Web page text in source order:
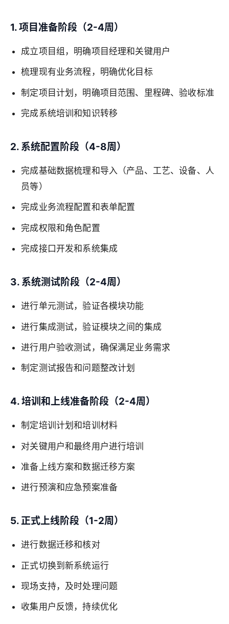
1. 项目准备阶段（2-4周）
成立项目组，明确项目经理和关键用户
梳理现有业务流程，明确优化目标
制定项目计划，明确项目范围、里程碑、验收标准
完成系统培训和知识转移
2. 系统配置阶段（4-8周）
完成基础数据梳理和导入（产品、工艺、设备、人
员等）
完成业务流程配置和表单配置
完成权限和角色配置
完成接口开发和系统集成
3. 系统测试阶段（2-4周）
进行单元测试，验证各模块功能
进行集成测试，验证模块之间的集成
进行用户验收测试，确保满足业务需求
制定测试报告和问题整改计划
4. 培训和上线准备阶段（2-4周）
制定培训计划和培训材料
对关键用户和最终用户进行培训
准备上线方案和数据迁移方案
进行预演和应急预案准备
5. 正式上线阶段（1-2周）
进行数据迁移和核对
正式切换到新系统运行
现场支持，及时处理问题
收集用户反馈，持续优化